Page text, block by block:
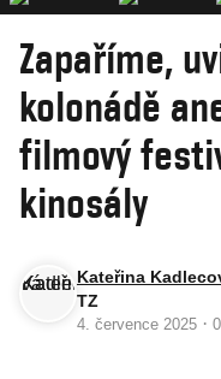
Zapaříme,
kolonádě
filmový
kinosály
Kateřina
TZ
4. července 2025 ·